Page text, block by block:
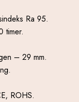
Ra 95.
timer.
– 29 mm.
ROHS.